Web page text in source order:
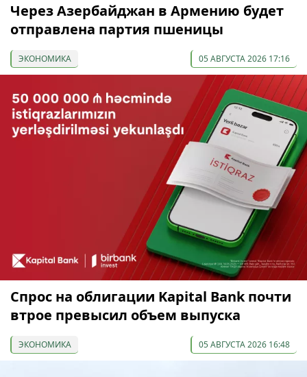
Через Азербайджан в Армению будет
отправлена партия пшеницы
ЭКОНОМИКА 05 АВГУСТА 2026 17:16
Спрос на облигации Kapital Bank почти
втрое превысил объем выпуска
ЭКОНОМИКА 05 АВГУСТА 2026 16:48